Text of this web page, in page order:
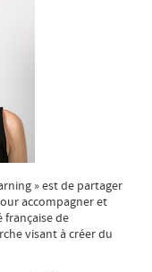
» est de partager
accompagner et
de
visant à créer du